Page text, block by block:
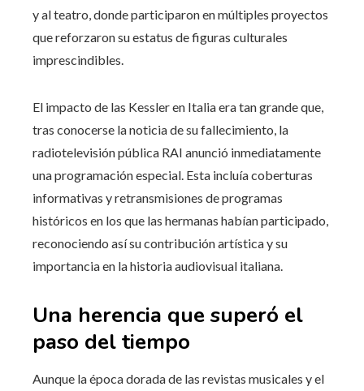
y al teatro, donde participaron en múltiples proyectos
que reforzaron su estatus de figuras culturales
imprescindibles.
El impacto de las Kessler en Italia era tan grande que,
tras conocerse la noticia de su fallecimiento, la
radiotelevisión pública RAI anunció inmediatamente
una programación especial. Esta incluía coberturas
informativas y retransmisiones de programas
históricos en los que las hermanas habían participado,
reconociendo así su contribución artística y su
importancia en la historia audiovisual italiana.
Una herencia que superó el
paso del tiempo
Aunque la época dorada de las revistas musicales y el